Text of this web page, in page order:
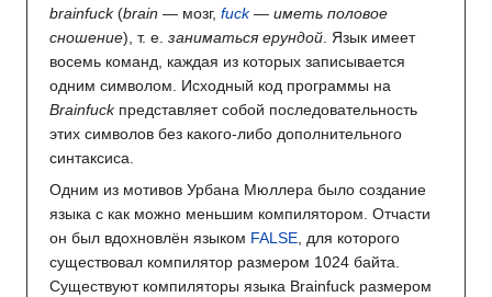
brainfuck(brain — мозг, fuck— иметь половое
сношение), т. е. заниматься ерундой. Язык имеет
восемь команд, каждая из которых записывается
одним символом. Исходный код программы на
Brainfuckпредставляет собой последовательность
этих символов без какого-либо дополнительного
синтаксиса.
Одним из мотивов Урбана Мюллера было создание
языка с как можно меньшим компилятором. Отчасти
он был вдохновлён языком FALSE, для которого
существовал компилятор размером 1024 байта.
Существуют компиляторы языка Brainfuck размером